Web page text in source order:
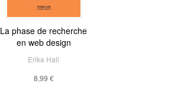
La phase de recherche
en web design
Erika Hall
8,99 €